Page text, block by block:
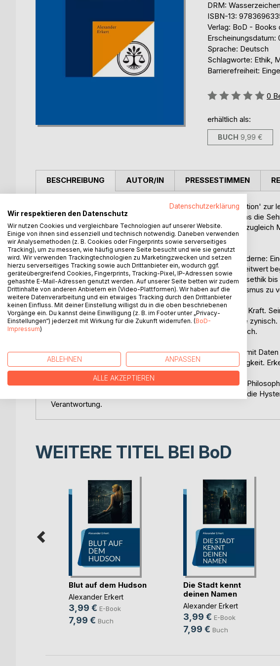
DRM: Wasserzeichen
ISBN-13:
Verlag: BoD - Books
Erscheinungsdatum:
Sprache: Deutsch
Schlagworte: Ethik,
Barrierefreiheit:
Bewertung::
0
erhältlich als:
BUCH 9,99 €
BESCHREIBUNG
In einer Zeit, in der das politische Schlagwort 'Transformation'
mit 'Plan C - Ein Weg zum Gleichgewicht' ein Werk vor, das die
Balance in programmatische Sprache gießt. Das Buch ist
für Bewusstheit in einer Welt der Beschleunigung.
Erkert entwirft keine Utopie, sondern ein 'Update' der Moderne:
Verantwortung als neue Währung und Gleichgewicht als Leitwert
Bogen - von Geldsystem und Demokratie über Wirtschaftsethik
den Versuch, Ethik und Politik zu versöhnen, ohne in Idealismus zu
Der Autor verbindet philosophische Tiefe mit rhetorischer Kraft.
Denker - engagiert, klar, manchmal prophetisch - doch nie
Reife. Statt Wachstum preist es Maß, statt Stärke Ausgleich.
Kritisch mag man anmerken, dass manche Reden stärker mit
gerade ihre Unmittelbarkeit verleiht dem Werk Glaubwürdigkeit.
Am Ende bleibt der Eindruck eines Buches, das zwischen
eigene Mitte findet. 'Plan C' ist ein stilles Manifest gegen die
Verantwortung.
AUTOR/IN PRESSESTIMMEN
WEITERE TITEL BEI BoD
Blut auf dem Hudson
Alexander Erkert
3,99 € E-Book
7,99 € Buch
Die Stadt kennt
deinen Namen
Alexander Erkert
3,99 € E-Book
7,99 € Buch
Datenschutzerklärung
Wir respektieren den Datenschutz
Wir nutzen Cookies und vergleichbare Technologien auf unserer Website.
Einige von ihnen sind essenziell und technisch notwendig. Daneben verwenden
wir Analysemethoden (z. B. Cookies oder Fingerprints sowie serverseitiges
Tracking), um zu messen, wie häufig unsere Seite besucht und wie sie genutzt
wird. Wir verwenden Trackingtechnologien zu Marketingzwecken und setzen
hierzu serverseitiges Tracking sowie auch Drittanbieter ein, wodurch ggf.
geräteübergreifend Cookies, Fingerprints, Tracking-Pixel, IP-Adressen sowie
gehashte E-Mail-Adressen genutzt werden. Auf unserer Seite betten wir zudem
Drittinhalte von anderen Anbietern ein (Video-Plattformen). Wir haben auf die
weitere Datenverarbeitung und ein etwaiges Tracking durch den Drittanbieter
keinen Einfluss. Mit deiner Einstellung willigst du in die oben beschriebenen
Vorgänge ein. Du kannst deine Einwilligung (z. B. im Footer unter „Privacy-
Einstellungen“) jederzeit mit Wirkung für die Zukunft widerrufen. (BoD-
Impressum)
ABLEHNEN ANPASSEN
ALLE AKZEPTIEREN